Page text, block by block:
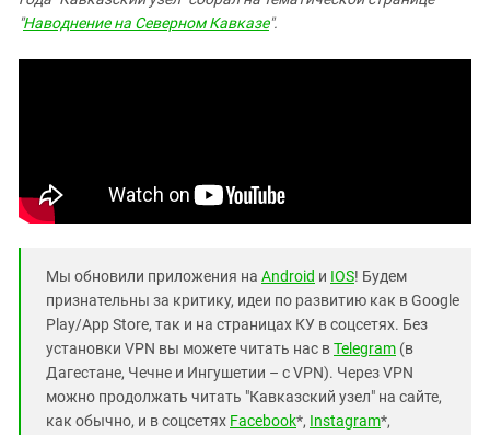
"Наводнение на Северном Кавказе".
Мы обновили приложения на Android и IOS! Будем
признательны за критику, идеи по развитию как в Google
Play/App Store, так и на страницах КУ в соцсетях. Без
установки VPN вы можете читать нас вTelegram (в
Дагестане, Чечне и Ингушетии – с VPN). Через VPN
можно продолжать читать "Кавказский узел" на сайте,
как обычно, и в соцсетях Facebook*, Instagram*,